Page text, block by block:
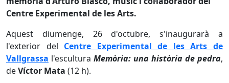
Centre Experimental de les Arts.
Aquest diumenge, 26 d'octubre, s'inaugurarà a
l'exterior del Centre Experimental de les Arts de
Vallgrassa l'escultura Memòria: una història de pedra,
deVíctor Mata (12 h).